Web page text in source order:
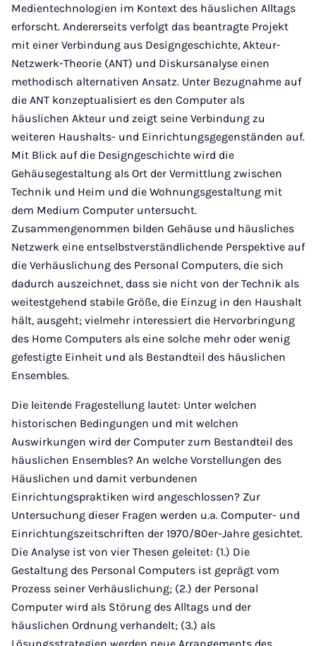
Medientechnologien im Kontext des häuslichen Alltags
erforscht. Andererseits verfolgt das beantragte Projekt
mit einer Verbindung aus Designgeschichte, Akteur-
Netzwerk-Theorie (ANT) und Diskursanalyse einen
methodisch alternativen Ansatz. Unter Bezugnahme auf
die ANT konzeptualisiert es den Computer als
häuslichen Akteur und zeigt seine Verbindung zu
weiteren Haushalts- und Einrichtungsgegenständen auf.
Mit Blick auf die Designgeschichte wird die
Gehäusegestaltung als Ort der Vermittlung zwischen
Technik und Heim und die Wohnungsgestaltung mit
dem Medium Computer untersucht.
Zusammengenommen bilden Gehäuse und häusliches
Netzwerk eine entselbstverständlichende Perspektive auf
die Verhäuslichung des Personal Computers, die sich
dadurch auszeichnet, dass sie nicht von der Technik als
weitestgehend stabile Größe, die Einzug in den Haushalt
hält, ausgeht; vielmehr interessiert die Hervorbringung
des Home Computers als eine solche mehr oder wenig
gefestigte Einheit und als Bestandteil des häuslichen
Ensembles.
Die leitende Fragestellung lautet: Unter welchen
historischen Bedingungen und mit welchen
Auswirkungen wird der Computer zum Bestandteil des
häuslichen Ensembles? An welche Vorstellungen des
Häuslichen und damit verbundenen
Einrichtungspraktiken wird angeschlossen? Zur
Untersuchung dieser Fragen werden u.a. Computer- und
Einrichtungszeitschriften der 1970/80er-Jahre gesichtet.
Die Analyse ist von vier Thesen geleitet: (1.) Die
Gestaltung des Personal Computers ist geprägt vom
Prozess seiner Verhäuslichung; (2.) der Personal
Computer wird als Störung des Alltags und der
häuslichen Ordnung verhandelt; (3.) als